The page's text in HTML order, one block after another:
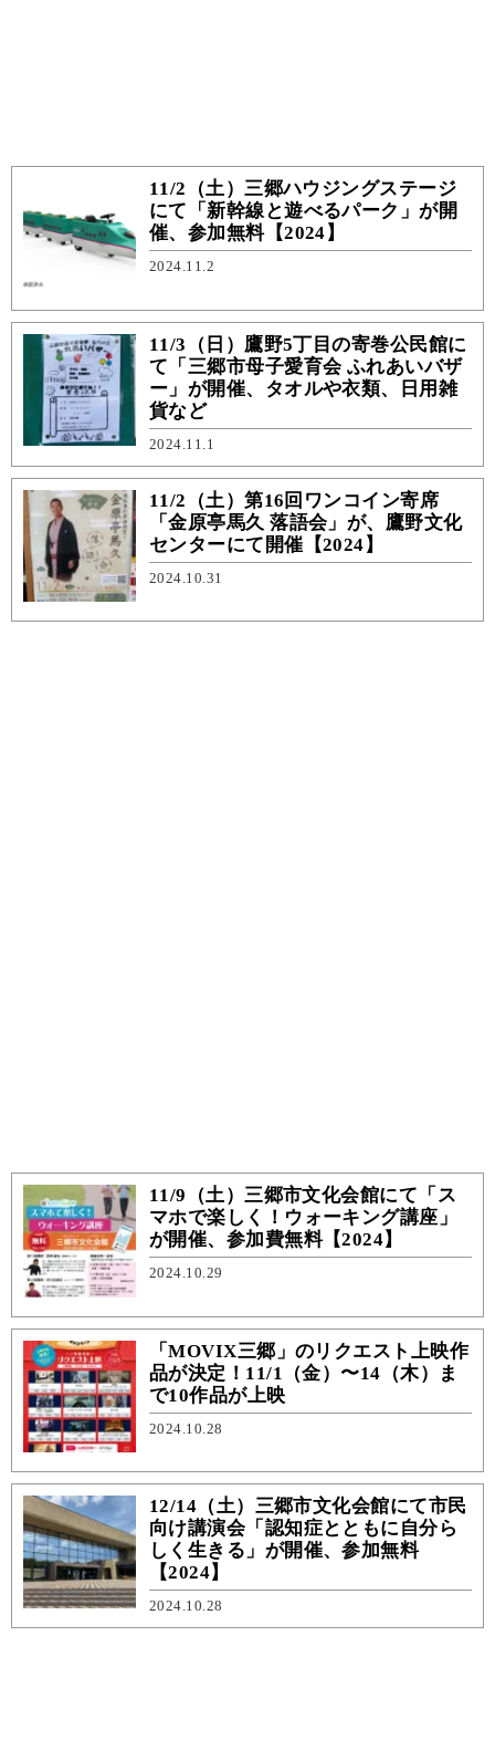
11/2（土）三郷ハウジングステージ
にて「新幹線と遊べるパーク」が開
催、参加無料【2024】
2024.11.2
11/3（日）鷹野5丁目の寄巻公民館に
て「三郷市母子愛育会 ふれあいバザ
ー」が開催、タオルや衣類、日用雑
貨など
2024.11.1
11/2（土）第16回ワンコイン寄席
「金原亭馬久 落語会」が、鷹野文化
センターにて開催【2024】
2024.10.31
11/9（土）三郷市文化会館にて「ス
マホで楽しく！ウォーキング講座」
が開催、参加費無料【2024】
2024.10.29
「MOVIX三郷」のリクエスト上映作
品が決定！11/1（金）〜14（木）ま
で10作品が上映
2024.10.28
12/14（土）三郷市文化会館にて市民
向け講演会「認知症とともに自分ら
しく生きる」が開催、参加無料
【2024】
2024.10.28